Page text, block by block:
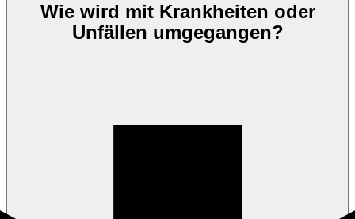
Wie wird mit Krankheiten oder
Unfällen umgegangen?